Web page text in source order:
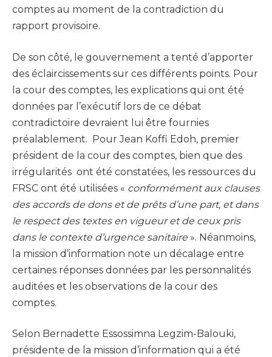
comptes au moment de la contradiction du
rapport provisoire.
De son côté, le gouvernement a tenté d’apporter
des éclaircissements sur ces différents points. Pour
la cour des comptes, les explications qui ont été
données par l’exécutif lors de ce débat
contradictoire devraient lui être fournies
préalablement. Pour Jean Koffi Edoh, premier
président de la cour des comptes, bien que des
irrégularités ont été constatées, les ressources du
FRSC ont été utilisées « conformément aux clauses
des accords de dons et de prêts d’une part, et dans
le respect des textes en vigueur et de ceux pris
dans le contexte d’urgence sanitaire ». Néanmoins,
la mission d’information note un décalage entre
certaines réponses données par les personnalités
auditées et les observations de la cour des
comptes.
Selon Bernadette Essossimna Legzim-Balouki,
présidente de la mission d’information qui a été